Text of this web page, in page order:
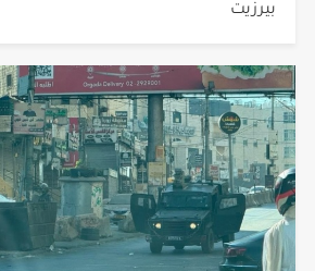
بيرزيت